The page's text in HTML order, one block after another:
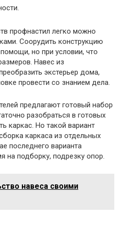
профнастил легко можно
Соорудить конструкцию
но при условии, что
Навес из
экстерьер дома,
провести со знанием дела.
предлагают готовый набор
разобраться в готовых
каркас. Но такой вариант
каркаса из отдельных
последнего варианта
на подборку, подрезку опор.
навеса своими